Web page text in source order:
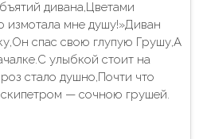
дивана,Цветами
измотала мне душу!»Диван
спас свою глупую Грушу,А
улыбкой стоит на
стало душно,Почти что
— сочною грушей.